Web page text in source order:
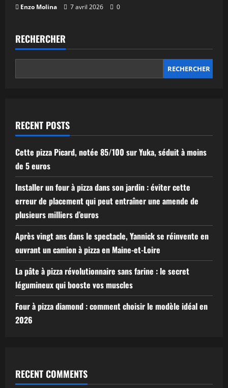
Enzo Molina 7 avril 2026 0
RECHERCHER
RECHERCHER
RECENT POSTS
Cette pizza Picard, notée 85/100 sur Yuka, séduit à moins
de 5 euros
Installer un four à pizza dans son jardin : éviter cette
erreur de placement qui peut entraîner une amende de
plusieurs milliers d’euros
Après vingt ans dans le spectacle, Yannick se réinvente en
ouvrant un camion à pizza en Maine-et-Loire
La pâte à pizza révolutionnaire sans farine : le secret
légumineux qui booste vos muscles
Four à pizza diamond : comment choisir le modèle idéal en
2026
RECENT COMMENTS